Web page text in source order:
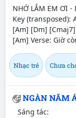
NHỚ LẮM EM ƠI
Key (transposed):
[Am] [Dm]
[Am] Verse: Giờ
Nhạc trẻ Chưa
NGÀN NĂM
Sáng tác: